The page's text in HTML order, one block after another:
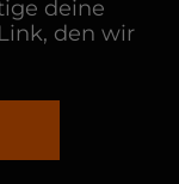
deine
den wir